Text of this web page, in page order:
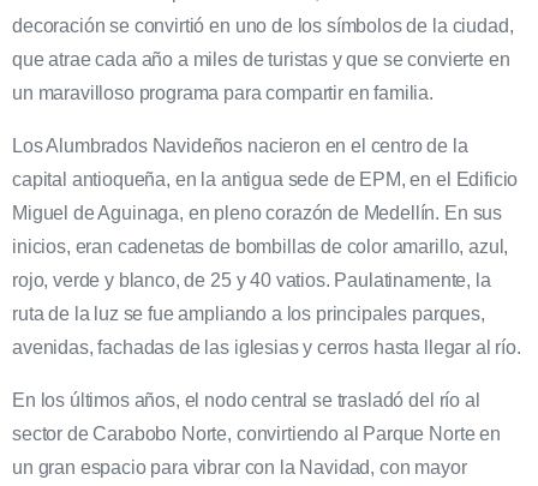
decoración se convirtió en uno de los símbolos de la ciudad,
que atrae cada año a miles de turistas y que se convierte en
un maravilloso programa para compartir en familia.
Los Alumbrados Navideños nacieron en el centro de la
capital antioqueña, en la antigua sede de EPM, en el Edificio
Miguel de Aguinaga, en pleno corazón de Medellín. En sus
inicios, eran cadenetas de bombillas de color amarillo, azul,
rojo, verde y blanco, de 25 y 40 vatios. Paulatinamente, la
ruta de la luz se fue ampliando a los principales parques,
avenidas, fachadas de las iglesias y cerros hasta llegar al río.
En los últimos años, el nodo central se trasladó del río al
sector de Carabobo Norte, convirtiendo al Parque Norte en
un gran espacio para vibrar con la Navidad, con mayor